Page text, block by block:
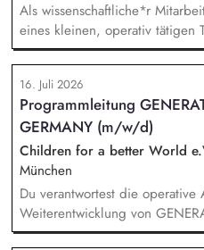
Als wissenschaftliche*r
eines kleinen, operativ tätigen
klaren Programmatik langfristig
implementiert. Sie
Umsetzung der
die
übersetzen wissenschaftliche
alltagsangebundene
Stiftungsprogrammatik.
16. Juli 2026
Programmleitung
GERMANY (m/w/d)
Children for a better World
München
Du verantwortest die
Weiterentwicklung von
arbeitest Du im Team und